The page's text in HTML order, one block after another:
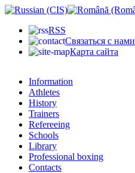
RSS
Связаться с нами
Карта сайта
Information
Athletes
History
Trainers
Refereeing
Schools
Library
Professional boxing
Contacts